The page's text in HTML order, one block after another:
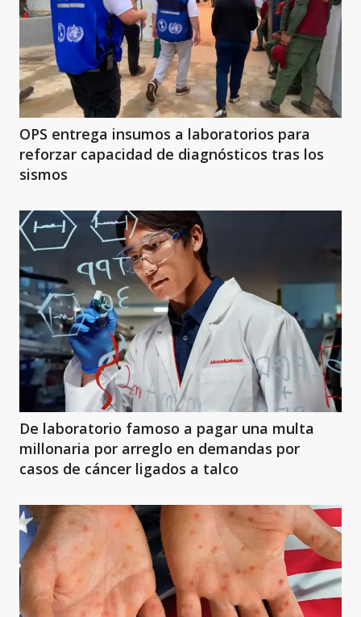
OPS entrega insumos a laboratorios para
reforzar capacidad de diagnósticos tras los
sismos
De laboratorio famoso a pagar una multa
millonaria por arreglo en demandas por
casos de cáncer ligados a talco